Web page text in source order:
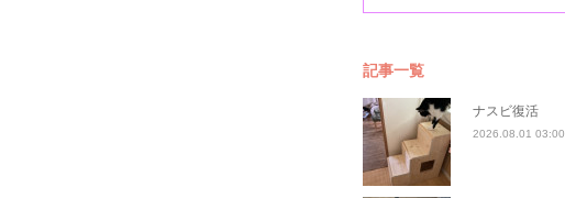
記事一覧
ナスビ復活
2026.08.01 03:00